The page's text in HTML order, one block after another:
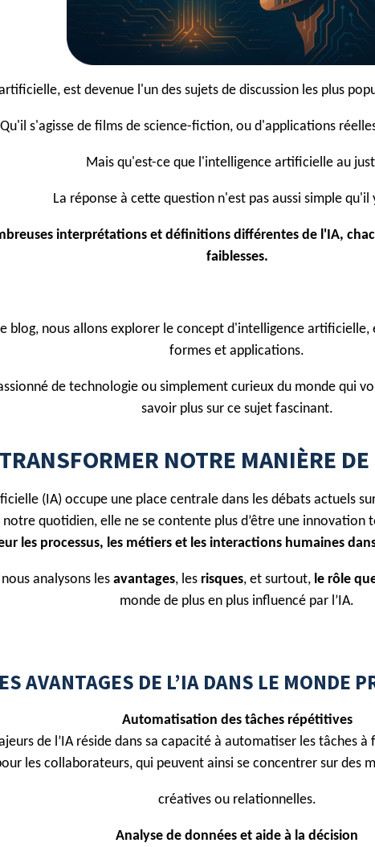
est devenue l'un des sujets de discussion les plus
Qu'il s'agisse de films de science-fiction, ou d'applications
Mais qu'est-ce que l'intelligence artificielle au
La réponse à cette question n'est pas aussi simple qu'il
interprétations et définitions différentes de l'IA,
faiblesses.
blog, nous allons explorer le concept d'intelligence artificielle,
formes et applications.
de technologie ou simplement curieux du monde qui
savoir plus sur ce sujet fascinant.
NOTRE MANIÈRE
(IA) occupe une place centrale dans les débats actuels
notre quotidien, elle ne se contente plus d’être une innovation
les processus, les métiers et les interactions humaines
analysons les avantages, les risques, et surtout, le rôle
monde de plus en plus influencé par l’IA.
AVANTAGES DE L’IA DANS LE MONDE
Automatisation des tâches répétitives
de l’IA réside dans sa capacité à automatiser les tâches
les collaborateurs, qui peuvent ainsi se concentrer sur des
créatives ou relationnelles.
Analyse de données et aide à la décision